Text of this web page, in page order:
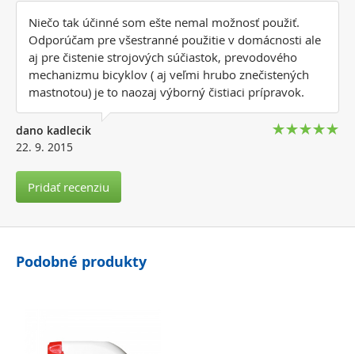
Niečo tak účinné som ešte nemal možnosť použiť.
Odporúčam pre všestranné použitie v domácnosti ale
aj pre čistenie strojových súčiastok, prevodového
mechanizmu bicyklov ( aj veľmi hrubo znečistených
mastnotou) je to naozaj výborný čistiaci prípravok.
dano kadlecik
22. 9. 2015
Pridať recenziu
Podobné produkty